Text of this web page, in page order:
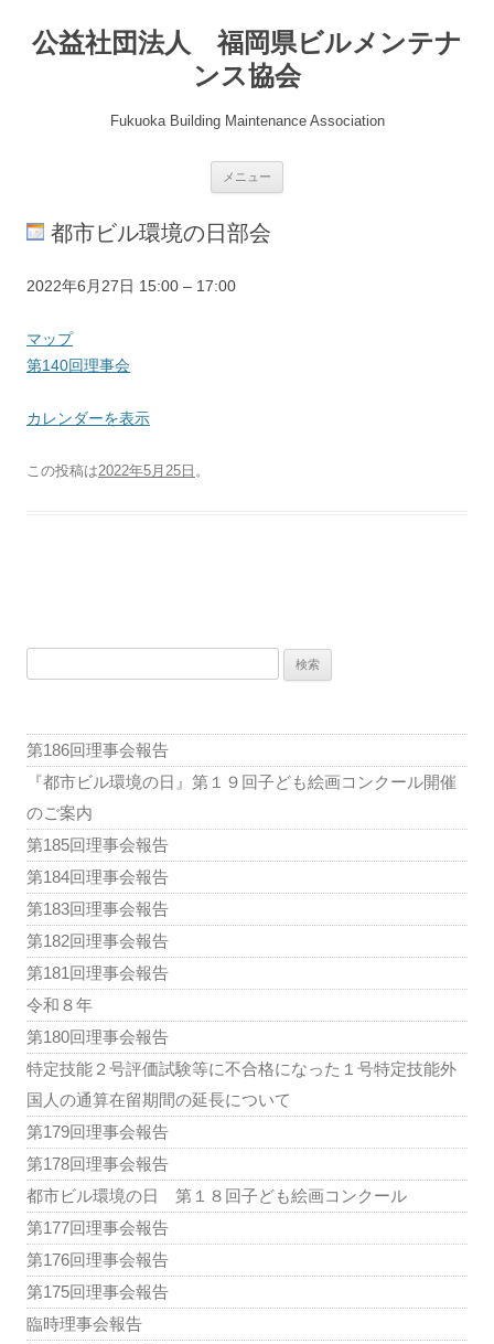
公益社団法人 福岡県ビルメンテナ
ンス協会
Fukuoka Building Maintenance Association
メニュー
都市ビル環境の日部会
第
回
理
会
2022年6月27日 15:00 – 17:00
マップ県
協
会
室
第140回理事会
カレンダーを表示
この投稿は2022年5月25日 。
ゲ
ー
ョ
ン
第186回理事会報告
『都市ビル環境の日』第１９回子ども絵画コンクール開催
のご案内
第185回理事会報告
第184回理事会報告
第183回理事会報告
第182回理事会報告
第181回理事会報告
令和８年
第180回理事会報告
特定技能２号評価試験等に不合格になった１号特定技能外
国人の通算在留期間の延長について
第179回理事会報告
第178回理事会報告
都市ビル環境の日 第１８回子ども絵画コンクール
第177回理事会報告
第176回理事会報告
第175回理事会報告
臨時理事会報告